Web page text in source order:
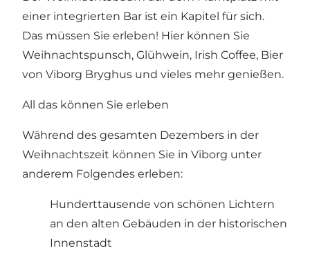
einer integrierten Bar ist ein Kapitel für sich.
Das müssen Sie erleben! Hier können Sie
Weihnachtspunsch, Glühwein, Irish Coffee, Bier
von Viborg Bryghus und vieles mehr genießen.
All das können Sie erleben
Während des gesamten Dezembers in der
Weihnachtszeit können Sie in Viborg unter
anderem Folgendes erleben:
Hunderttausende von schönen Lichtern
an den alten Gebäuden in der historischen
Innenstadt